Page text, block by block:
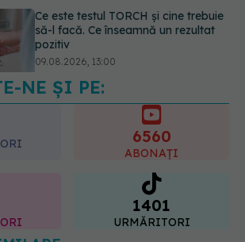
să-l facă. Ce înseamnă un rezultat
pozitiv
09.08.2026, 13:00
Adevărul despre diabetul de tip 2:
ce greșeli fac majoritatea oamenilor.
5 mituri demontate de medici
NE ȘI PE:
6560
ABONAȚI
1401
URMĂRITORI